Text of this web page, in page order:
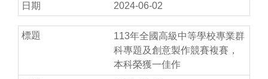
2024-06-02
113年全國高級中等學校專業群
科專題及創意製作競賽複賽，
本科榮獲一佳作